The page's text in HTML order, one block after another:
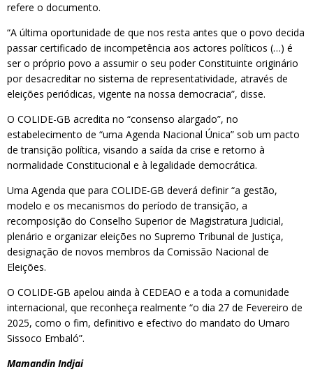
refere o documento.
“A última oportunidade de que nos resta antes que o povo decida
passar certificado de incompetência aos actores políticos (…) é
ser o próprio povo a assumir o seu poder Constituinte originário
por desacreditar no sistema de representatividade, através de
eleições periódicas, vigente na nossa democracia”, disse.
O COLIDE-GB acredita no “consenso alargado”, no
estabelecimento de “uma Agenda Nacional Única” sob um pacto
de transição política, visando a saída da crise e retorno à
normalidade Constitucional e à legalidade democrática.
Uma Agenda que para COLIDE-GB deverá definir “a gestão,
modelo e os mecanismos do período de transição, a
recomposição do Conselho Superior de Magistratura Judicial,
plenário e organizar eleições no Supremo Tribunal de Justiça,
designação de novos membros da Comissão Nacional de
Eleições.
O COLIDE-GB apelou ainda à CEDEAO e a toda a comunidade
internacional, que reconheça realmente “o dia 27 de Fevereiro de
2025, como o fim, definitivo e efectivo do mandato do Umaro
Sissoco Embaló”.
Mamandin Indjai